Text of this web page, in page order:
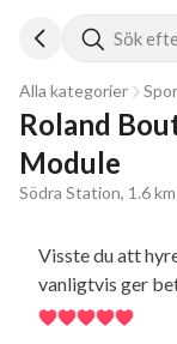
Sök
Alla kategorier
Roland
Module
Södra Station, 1.6 km
Visste du att
vanligtvis ger